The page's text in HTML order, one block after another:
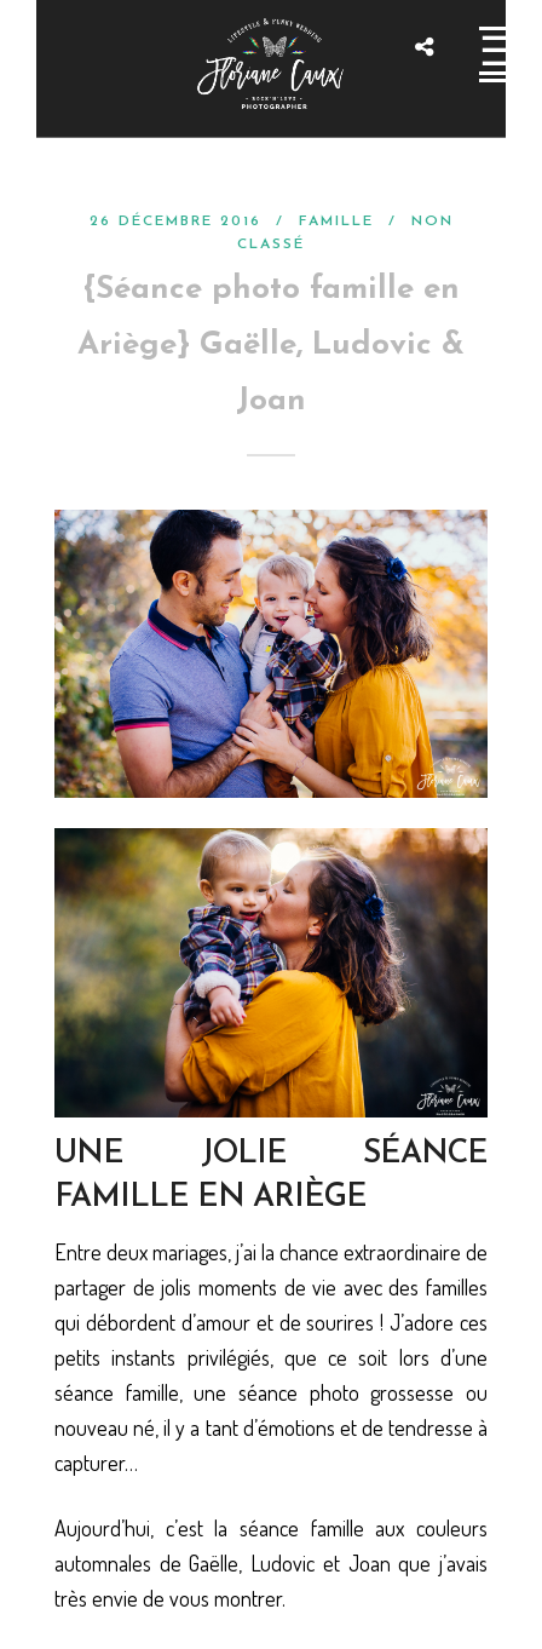
26 DÉCEMBRE 2016 / FAMILLE /
NON
CLASSÉ
{Séance photo famille en
Ariège} Gaëlle, Ludovic &
Joan
UNE JOLIE SÉANCE
FAMILLE EN ARIÈGE
Entre deux mariages, j’ai la chance extraordinaire de
partager de jolis moments de vie avec des familles
qui débordent d’amour et de sourires ! J’adore ces
petits instants privilégiés, que ce soit lors d’une
séance famille, une séance photo grossesse ou
nouveau né, il y a tant d’émotions et de tendresse à
capturer…
Aujourd’hui, c’est la séance famille aux couleurs
automnales de Gaëlle, Ludovic et Joan que j’avais
très envie de vous montrer.